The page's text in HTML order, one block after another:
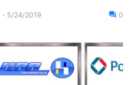
- 5/24/2019 0